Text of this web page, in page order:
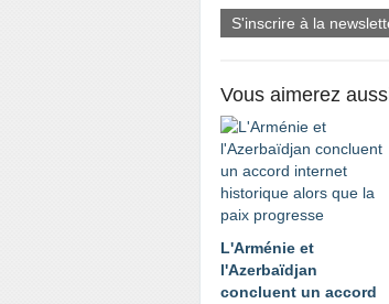
S'inscrire à la
Vous aimerez
L'Arménie et
l'Azerbaïdjan
concluent un accord